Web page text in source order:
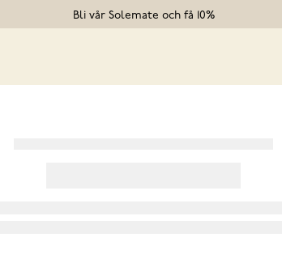
Bli vår Solemate och få 10%